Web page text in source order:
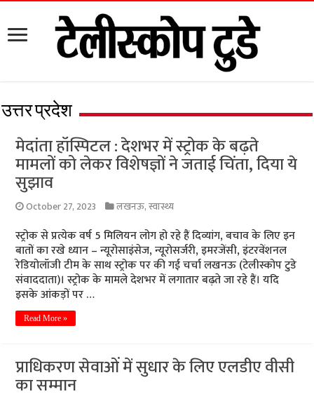
उत्तर प्रदेश
मेदांता हॉस्पिटल : देशभर में स्ट्रोक के बढ़ते
मामलों को लेकर विशेषज्ञों ने जताई चिंता, दिया ये
सुझाव
October 27, 2023 लखनऊ,स्वास्थ्य
स्ट्रोक से प्रत्येक वर्ष 5 मिलियन लोग हो रहे हैं दिव्यांग, बचाव के लिए इन
बातों का रखे ध्यान – न्यूरोसाइंसेज, न्यूरोसर्जरी, इमरजेंसी, इंटरवेंशनल
रेडियोलॉजी टीम के साथ स्ट्रोक पर की गई चर्चा लखनऊ (टेलीस्कोप टुडे
संवाददाता)। स्ट्रोक के मामले देशभर में लगातार बढ़ते जा रहे हैं। यदि
इसके आंकड़ों पर …
Read More »
प्राधिकरण सेवाओं में सुधार के लिए एलडीए वीसी
का सम्मान